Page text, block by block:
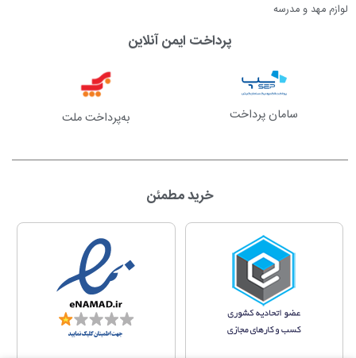
لوازم مهد و مدرسه
پرداخت ایمن آنلاین
سامان پرداخت به‌پرداخت ملت
خرید مطمئن